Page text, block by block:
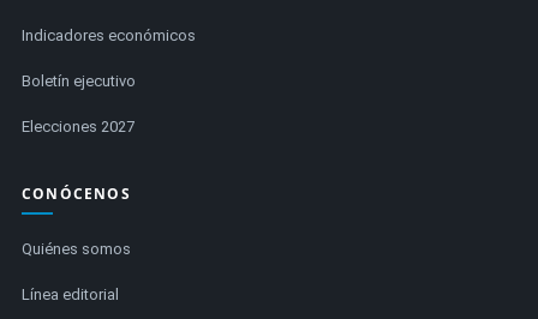
Indicadores económicos
Boletín ejecutivo
Elecciones 2027
CONÓCENOS
Quiénes somos
Línea editorial